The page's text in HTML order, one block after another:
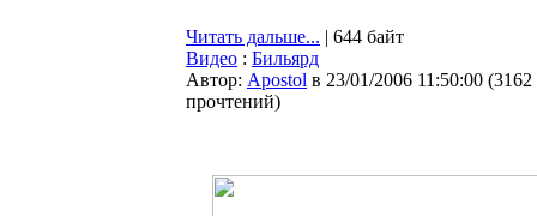
Читать дальше... | 644 байт
Видео : Бильярд
Автор: Apostol в 23/01/2006 11:50:00 (3162
прочтений)